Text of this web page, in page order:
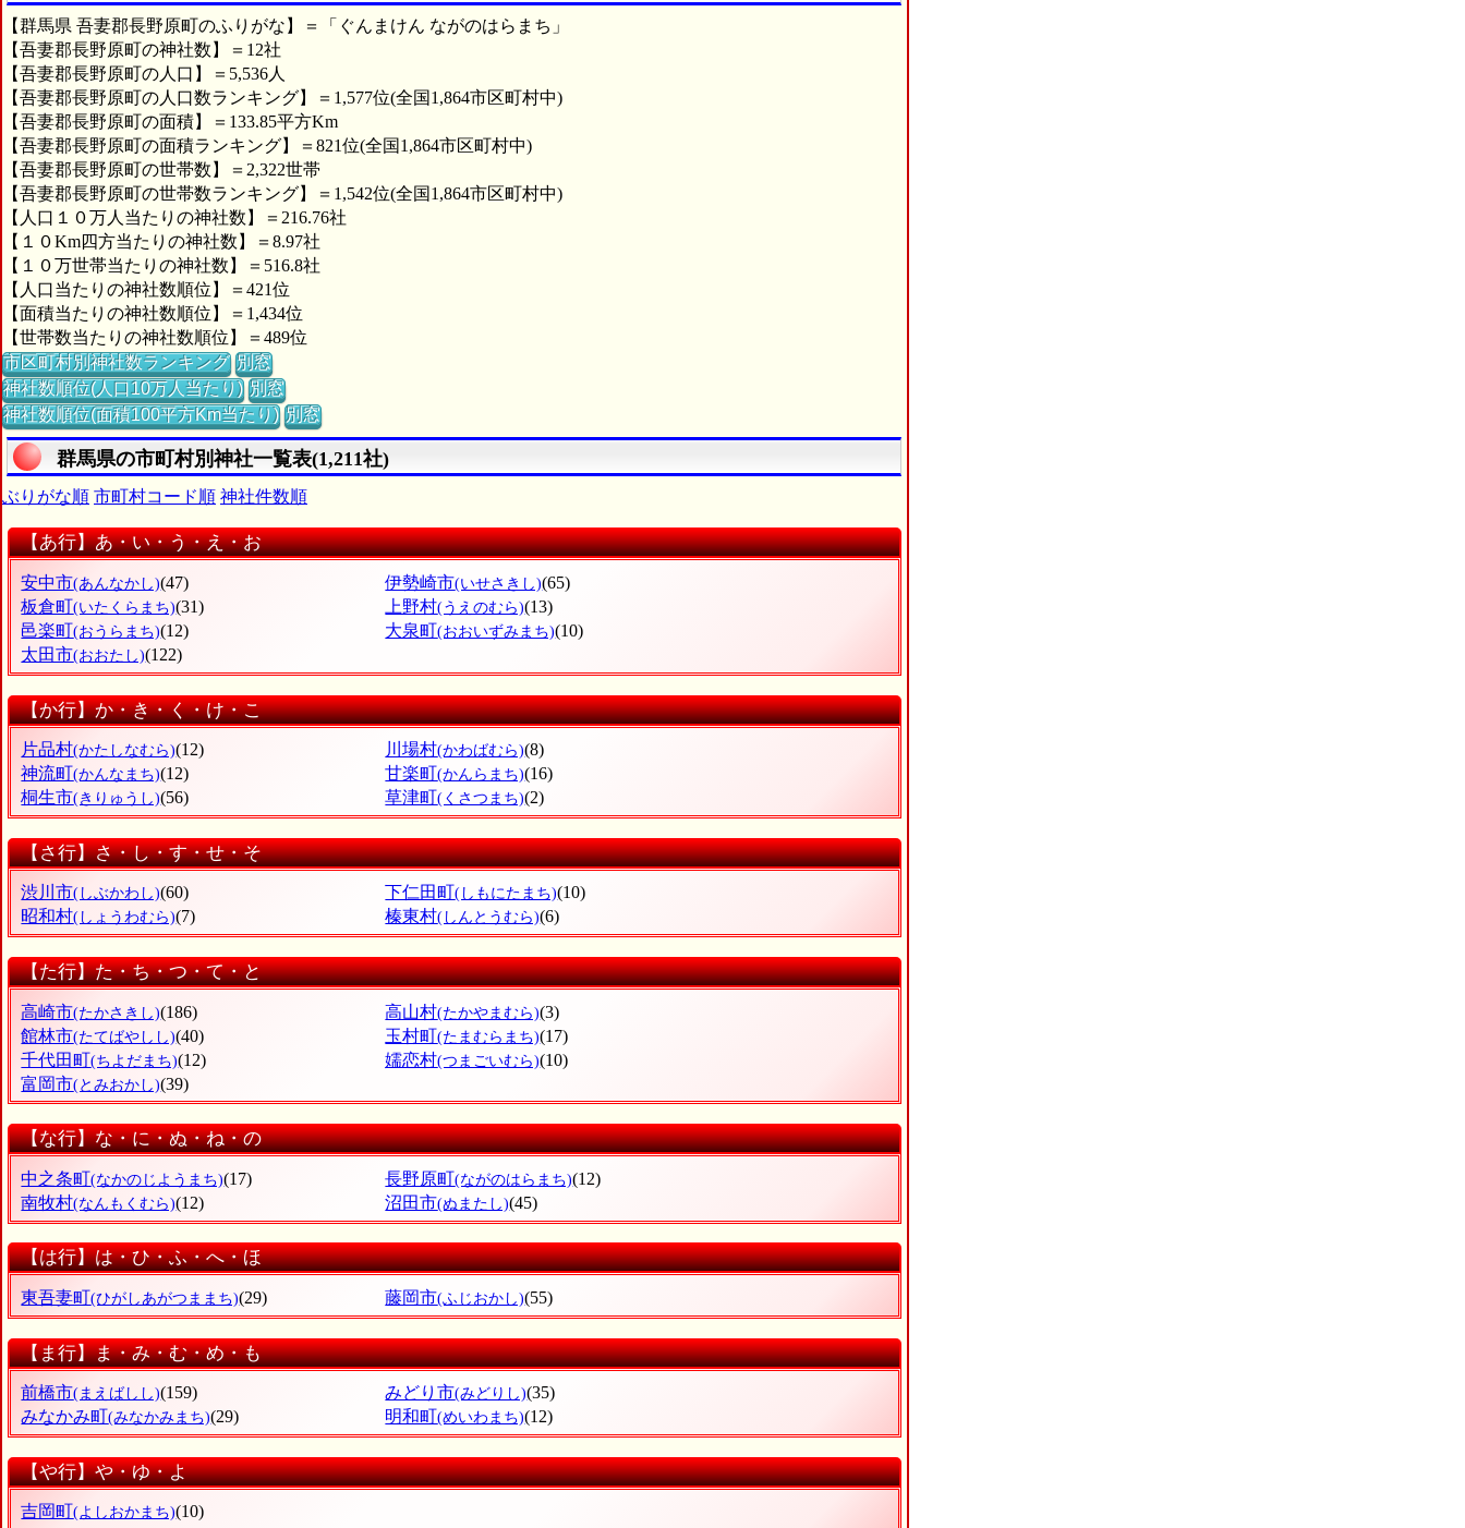
【群馬県 吾妻郡長野原町のふりがな】＝「ぐんまけん ながのはらまち」
【吾妻郡長野原町の神社数】＝12社
【吾妻郡長野原町の人口】＝5,536人
【吾妻郡長野原町の人口数ランキング】＝1,577位(全国1,864市区町村中)
【吾妻郡長野原町の面積】＝133.85平方Km
【吾妻郡長野原町の面積ランキング】＝821位(全国1,864市区町村中)
【吾妻郡長野原町の世帯数】＝2,322世帯
【吾妻郡長野原町の世帯数ランキング】＝1,542位(全国1,864市区町村中)
【人口１０万人当たりの神社数】＝216.76社
【１０Km四方当たりの神社数】＝8.97社
【１０万世帯当たりの神社数】＝516.8社
【人口当たりの神社数順位】＝421位
【面積当たりの神社数順位】＝1,434位
【世帯数当たりの神社数順位】＝489位
市区町村別神社数ランキング 別窓
神社数順位(人口10万人当たり) 別窓
神社数順位(面積100平方Km当たり) 別窓
群馬県の市町村別神社一覧表(1,211社)
ぶりがな順 市町村コード順 神社件数順
【あ行】あ・い・う・え・お
安中市(あんなかし)(47) 伊勢崎市(いせさきし)(65)
板倉町(いたくらまち)(31) 上野村(うえのむら)(13)
邑楽町(おうらまち)(12) 大泉町(おおいずみまち)(10)
太田市(おおたし)(122)
【か行】か・き・く・け・こ
片品村(かたしなむら)(12) 川場村(かわばむら)(8)
神流町(かんなまち)(12) 甘楽町(かんらまち)(16)
桐生市(きりゅうし)(56) 草津町(くさつまち)(2)
【さ行】さ・し・す・せ・そ
渋川市(しぶかわし)(60) 下仁田町(しもにたまち)(10)
昭和村(しょうわむら)(7) 榛東村(しんとうむら)(6)
【た行】た・ち・つ・て・と
高崎市(たかさきし)(186) 高山村(たかやまむら)(3)
館林市(たてばやしし)(40) 玉村町(たまむらまち)(17)
千代田町(ちよだまち)(12) 嬬恋村(つまごいむら)(10)
富岡市(とみおかし)(39)
【な行】な・に・ぬ・ね・の
中之条町(なかのじようまち)(17) 長野原町(ながのはらまち)(12)
南牧村(なんもくむら)(12) 沼田市(ぬまたし)(45)
【は行】は・ひ・ふ・へ・ほ
東吾妻町(ひがしあがつままち)(29) 藤岡市(ふじおかし)(55)
【ま行】ま・み・む・め・も
前橋市(まえばしし)(159) みどり市(みどりし)(35)
みなかみ町(みなかみまち)(29) 明和町(めいわまち)(12)
【や行】や・ゆ・よ
吉岡町(よしおかまち)(10)